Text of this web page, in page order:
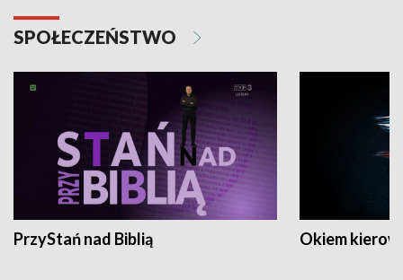
SPOŁECZEŃSTWO
PrzyStań nad Biblią Okiem